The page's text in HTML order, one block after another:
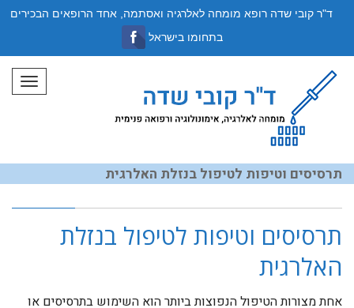
תפריט
תרסיסים וטיפות לטיפול בנזלת האלרגית
תרסיסים וטיפות לטיפול בנזלת
האלרגית
אחת מצורות הטיפול הנפוצות ביותר הוא השימוש בתרסיסים או
ד"ר קובי שדה רופא מומחה לאלרגיה ואסתמה, אחד הרופאים הבכירים
בתחומו בישראל